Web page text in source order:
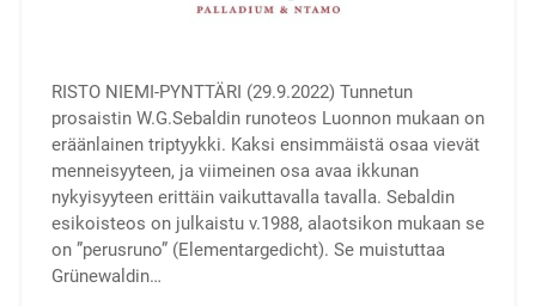
RISTO NIEMI-PYNTTÄRI (29.9.2022) Tunnetun
prosaistin W.G.Sebaldin runoteos Luonnon mukaan on
eräänlainen triptyykki. Kaksi ensimmäistä osaa vievät
menneisyyteen, ja viimeinen osa avaa ikkunan
nykyisyyteen erittäin vaikuttavalla tavalla. Sebaldin
esikoisteos on julkaistu v.1988, alaotsikon mukaan se
on ”perusruno” (Elementargedicht). Se muistuttaa
Grünewaldin…